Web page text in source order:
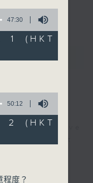
重溫。 Archive
webcast
瘋遊夢
追蹤
日燒
- 熱浪
〉
47:30
1 (HKT
50:12
2 (HKT
程度？